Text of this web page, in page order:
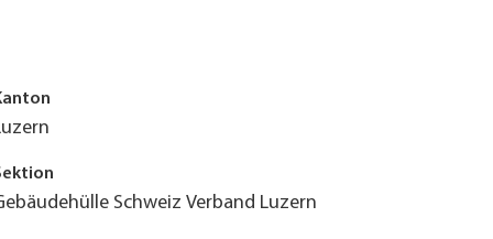
Schweiz Verband Luzern